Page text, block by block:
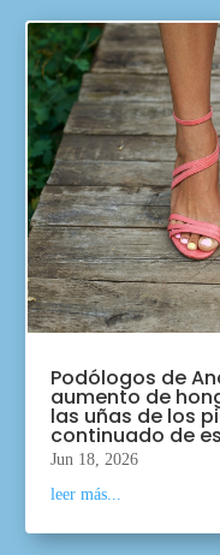
Podólogos de
aumento de
las uñas de los
continuado de
Jun 18, 2026
leer más...